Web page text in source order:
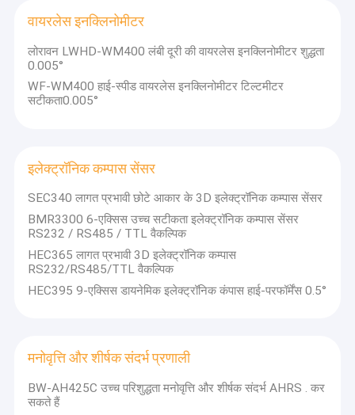
वायरलेस इनक्लिनोमीटर
लोरावन LWHD-WM400 लंबी दूरी की वायरलेस इनक्लिनोमीटर शुद्धता
0.005°
WF-WM400 हाई-स्पीड वायरलेस इनक्लिनोमीटर टिल्टमीटर
सटीकता0.005°
इलेक्ट्रॉनिक कम्पास सेंसर
SEC340 लागत प्रभावी छोटे आकार के 3D इलेक्ट्रॉनिक कम्पास सेंसर
BMR3300 6-एक्सिस उच्च सटीकता इलेक्ट्रॉनिक कम्पास सेंसर
RS232 / RS485 / TTL वैकल्पिक
HEC365 लागत प्रभावी 3D इलेक्ट्रॉनिक कम्पास
RS232/RS485/TTL वैकल्पिक
HEC395 9-एक्सिस डायनेमिक इलेक्ट्रॉनिक कंपास हाई-परफॉर्मेंस 0.5°
मनोवृत्ति और शीर्षक संदर्भ प्रणाली
BW-AH425C उच्च परिशुद्धता मनोवृत्ति और शीर्षक संदर्भ AHRS . कर
सकते हैं